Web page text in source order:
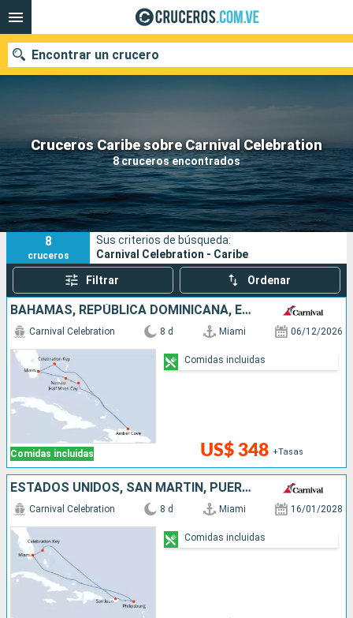
Cruceros Caribe sobre Carnival Celebration
8 cruceros encontrados
Encontrar un crucero
Nuestros destinos
Fecha de salida
Puertos Compañías
Buscar
8
cruceros
Sus criterios de búsqueda:
Carnival Celebration - Caribe
Filtrar Ordenar
BAHAMAS, REPÚBLICA DOMINICANA, ESTADOS UNIDOS
Comidas incluidas
Carnival Celebration 8 d Miami 06/12/2026
US$ 348 +Tasas
Comidas incluidas
ESTADOS UNIDOS, SAN MARTÍN, PUERTO RICO, BAHAMAS
Carnival Celebration 8 d Miami 16/01/2028
Comidas incluidas